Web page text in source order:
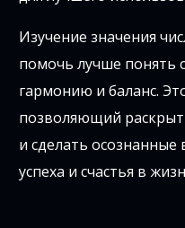
Изучение значения
помочь лучше понять
гармонию и баланс.
позволяющий
и сделать
успеха и счастья в